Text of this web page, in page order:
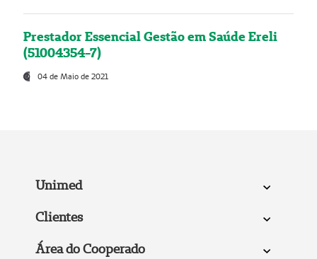
Prestador Essencial Gestão em Saúde Ereli
(51004354-7)
04 de Maio de 2021
Unimed
Clientes
Área do Cooperado